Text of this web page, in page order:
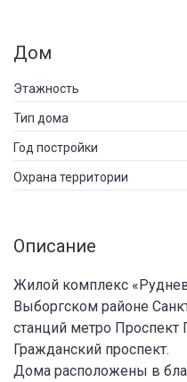
Дом
Этажность
Тип дома
Год постройки
Охрана территории
Описание
Жилой комплекс
Выборгском районе
станций метро
Гражданский проспект.
Дома расположены в